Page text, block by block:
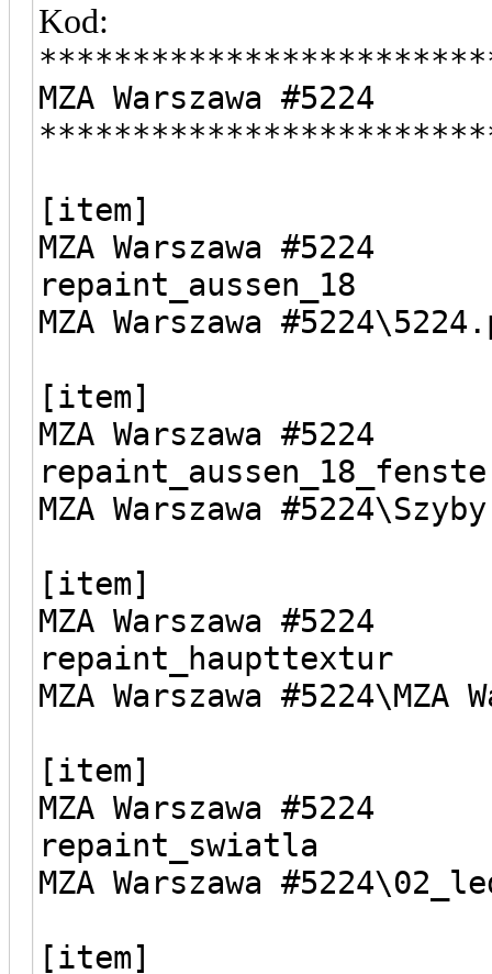
Kod:
MZA Warszawa #5224
[item]
MZA Warszawa #5224
repaint_aussen_18
MZA Warszawa
[item]
MZA Warszawa #5224
MZA Warszawa
[item]
MZA Warszawa #5224
repaint_haupttextur
MZA Warszawa #5224\MZA
[item]
MZA Warszawa #5224
repaint_swiatla
MZA Warszawa
[item]